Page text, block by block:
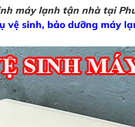
máy lạnh tận nhà tại
vệ sinh, bảo dưỡng máy